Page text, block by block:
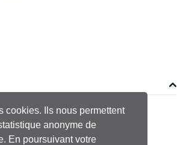
cookies. Ils nous permettent
anonyme de
En poursuivant votre
de l’Article 36340
2024
le 18 novembre 2024